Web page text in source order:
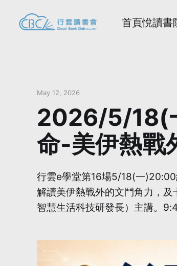
首頁悅讀書
May 12, 2026
2026/5/18(
命-美伊熱戰
行雲e學堂第16場5/18(一
解讀美伊熱戰外的文鬥角力，
智慧生活科技研發長）主講。